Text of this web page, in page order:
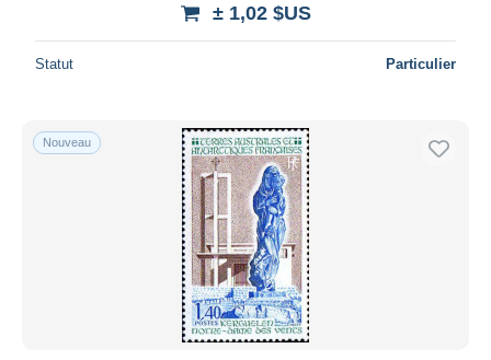
± 1,02 $US
Statut Particulier
Nouveau